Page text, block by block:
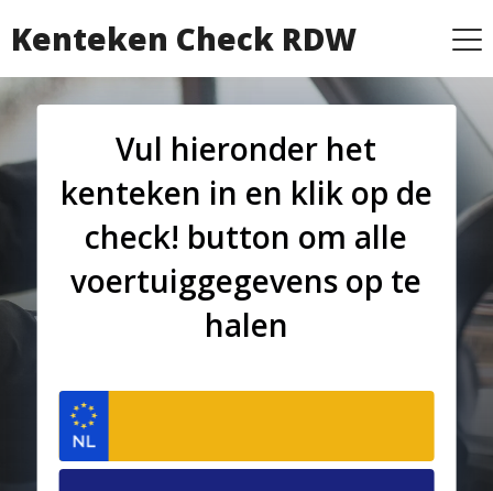
Kenteken Check RDW
Vul hieronder het
kenteken in en klik op de
check! button om alle
voertuiggegevens op te
halen